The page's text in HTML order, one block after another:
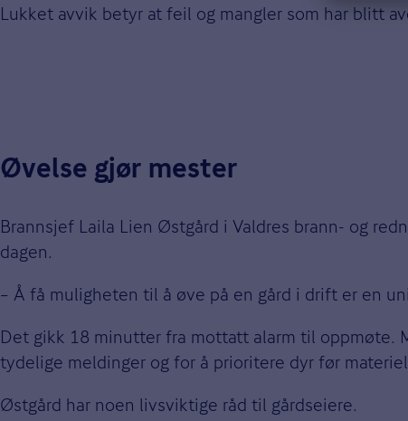
Lukket avvik betyr at feil og mangler som har blitt
Øvelse gjør mester
Brannsjef Laila Lien Østgård i Valdres brann- og
dagen.
– Å få muligheten til å øve på en gård i drift er en
Det gikk 18 minutter fra mottatt alarm til oppmøte.
tydelige meldinger og for å prioritere dyr før
Østgård har noen livsviktige råd til gårdseiere.